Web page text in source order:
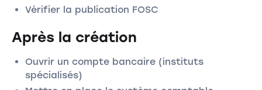
Vérifier la publication FOSC
Après la création
Ouvrir un compte bancaire (instituts
spécialisés)